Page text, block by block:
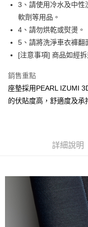
※ 交易是否成功請以「
是否繳費成功／繳費後需取
客戶支援中心」https://
【注意事項】
１．透過由恩沛科技股份有
權轉讓予恩沛科技股份有限
２．關於個人資料處理事宜
https://aftee.tw/terms/
３．未成年的使用者請事先
請求用戶進行身份認證。
付款後－7-11取貨
每筆NT$60
本島宅配
每筆NT$200
離島宅配（澎湖、金門、
每筆NT$450
3、請使用冷水及中性
軟劑等用品。
4、請勿烘乾或熨燙。
5、請將洗淨車衣褲翻
[注意事項] 商品如經
銷售重點
座墊採用PEARL IZUMI
的伏貼度高，舒適度及承
詳細說明